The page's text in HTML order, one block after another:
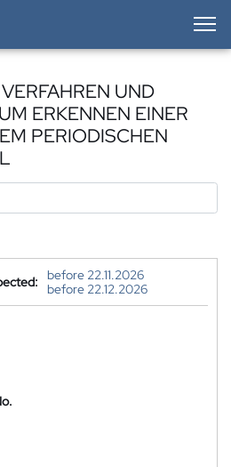
UND
ERKENNEN EINER
PERIODISCHEN
before 22.11.2026
before 22.12.2026